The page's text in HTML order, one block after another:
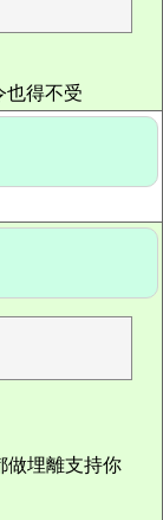
也得不受
做埋離支持你